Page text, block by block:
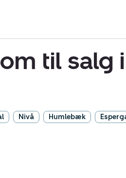
til salg
Nivå Humlebæk